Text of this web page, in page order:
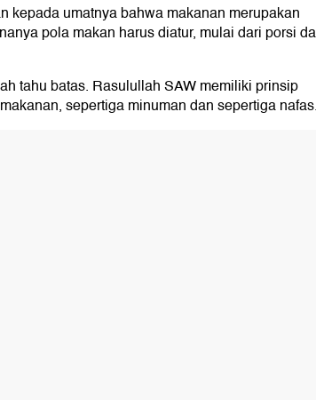
kepada umatnya bahwa makanan merupakan
pola makan harus diatur, mulai dari porsi
tahu batas. Rasulullah SAW memiliki prinsip
sepertiga minuman dan sepertiga nafas.